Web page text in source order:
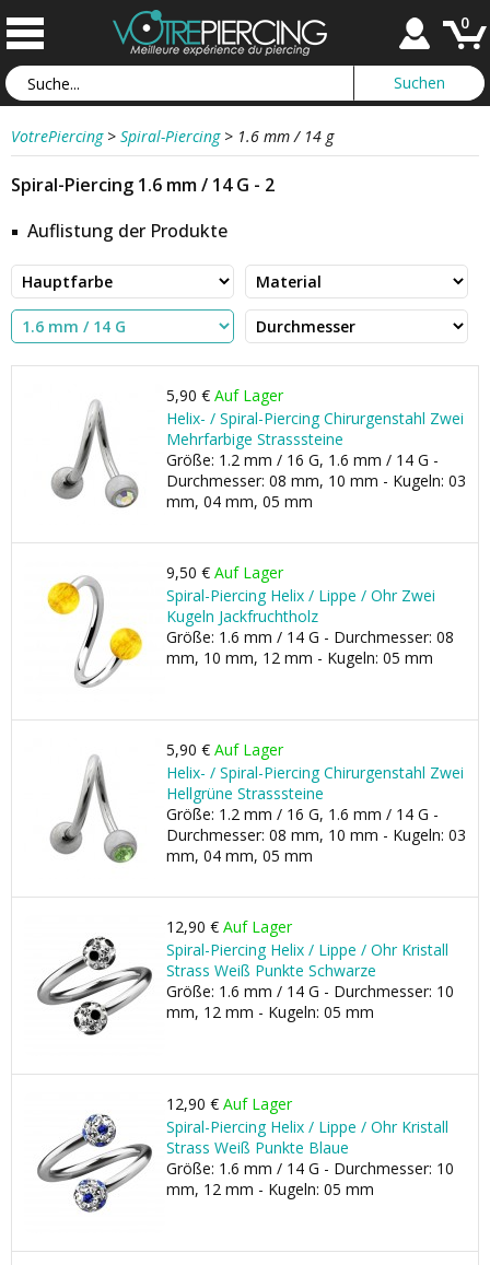
0
VotrePiercing > Spiral-Piercing > 1.6 mm / 14 g
Spiral-Piercing 1.6 mm / 14 G - 2
Auflistung der Produkte
5,90 € Auf Lager
Helix- / Spiral-Piercing Chirurgenstahl Zwei
Mehrfarbige Strasssteine
Größe: 1.2 mm / 16 G, 1.6 mm / 14 G -
Durchmesser: 08 mm, 10 mm - Kugeln: 03
mm, 04 mm, 05 mm
9,50 € Auf Lager
Spiral-Piercing Helix / Lippe / Ohr Zwei
Kugeln Jackfruchtholz
Größe: 1.6 mm / 14 G - Durchmesser: 08
mm, 10 mm, 12 mm - Kugeln: 05 mm
5,90 € Auf Lager
Helix- / Spiral-Piercing Chirurgenstahl Zwei
Hellgrüne Strasssteine
Größe: 1.2 mm / 16 G, 1.6 mm / 14 G -
Durchmesser: 08 mm, 10 mm - Kugeln: 03
mm, 04 mm, 05 mm
12,90 € Auf Lager
Spiral-Piercing Helix / Lippe / Ohr Kristall
Strass Weiß Punkte Schwarze
Größe: 1.6 mm / 14 G - Durchmesser: 10
mm, 12 mm - Kugeln: 05 mm
12,90 € Auf Lager
Spiral-Piercing Helix / Lippe / Ohr Kristall
Strass Weiß Punkte Blaue
Größe: 1.6 mm / 14 G - Durchmesser: 10
mm, 12 mm - Kugeln: 05 mm